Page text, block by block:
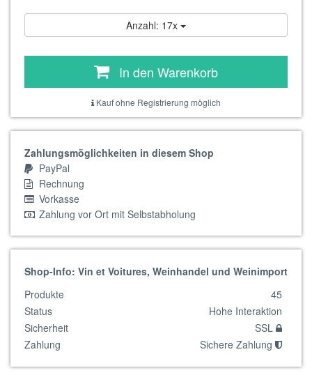
Anzahl: 17x
In den Warenkorb
Kauf ohne Registrierung möglich
Zahlungsmöglichkeiten in diesem Shop
PayPal
Rechnung
Vorkasse
Zahlung vor Ort mit Selbstabholung
Shop-Info: Vin et Voitures, Weinhandel und Weinimport
Produkte
45
Status
Hohe Interaktion
Sicherheit
SSL
Zahlung
Sichere Zahlung